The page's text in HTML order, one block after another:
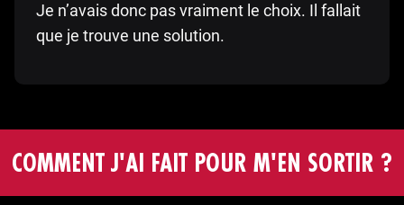
Je n’avais donc pas vraiment le choix. Il fallait
que je trouve une solution.
COMMENT J'AI FAIT POUR M'EN SORTIR ?